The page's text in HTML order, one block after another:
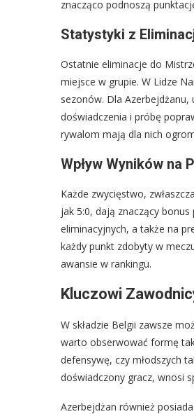
znacząco podnoszą
Statystyki z
Ostatnie eliminacje do
miejsce w grupie. W Lidze
sezonów. Dla
doświadczenia i próbę
rywalom mają dla nich
Wpływ Wyników na
Każde zwycięstwo,
jak 5:0, dają znaczący
eliminacyjnych, a także na
każdy punkt zdobyty w
awansie w rankingu.
Kluczowi
W składzie Belgii zawsze
warto obserwować formę
defensywę, czy młodszych
doświadczony gracz, wnosi
Azerbejdżan również